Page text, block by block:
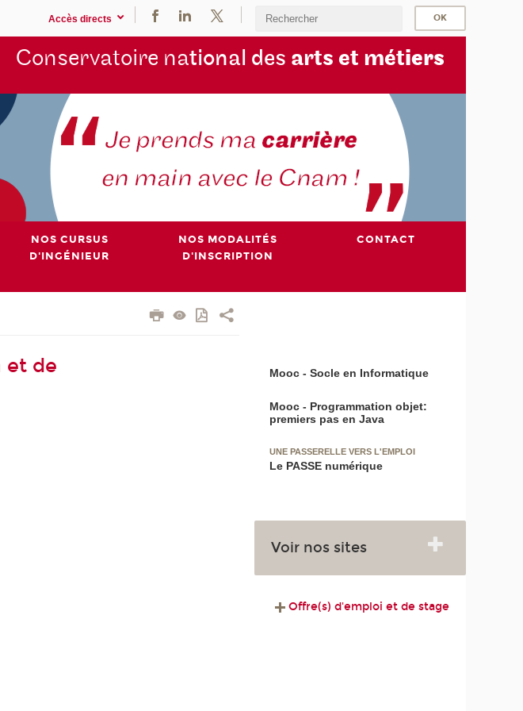
Accès directs
Conservatoire national des arts et métiers
NOS CURSUS
D'INGÉNIEUR
NOS MODALITÉS
D'INSCRIPTION
CONTACT
et de
Mooc - Socle en Informatique
Mooc - Programmation objet:
premiers pas en Java
UNE PASSERELLE VERS L'EMPLOI
Le PASSE numérique
Voir nos sites
Offre(s) d'emploi et de stage